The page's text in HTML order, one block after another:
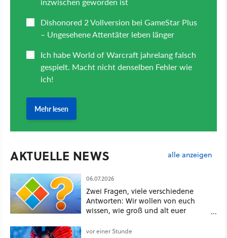
AKTUELLE NEWS alle anzeigen
06.07.2026
Zwei Fragen, viele verschiedene
Antworten: Wir wollen von euch
wissen, wie groß und alt euer
vor einer Stunde